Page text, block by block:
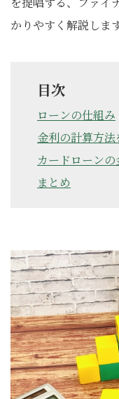
かりやすく解説します
目次
ローンの仕組み
金利の計算方
カードローン
まとめ